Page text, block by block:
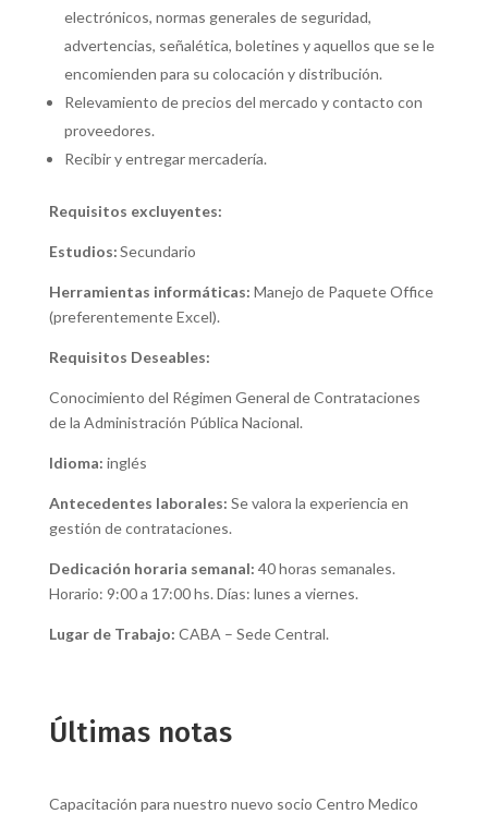
electrónicos, normas generales de seguridad,
advertencias, señalética, boletines y aquellos que se le
encomienden para su colocación y distribución.
Relevamiento de precios del mercado y contacto con
proveedores.
Recibir y entregar mercadería.
Requisitos excluyentes:
Estudios:Secundario
Herramientas informáticas: Manejo de Paquete Office
(preferentemente Excel).
Requisitos Deseables:
Conocimiento del Régimen General de Contrataciones
de la Administración Pública Nacional.
Idioma: inglés
Antecedentes laborales: Se valora la experiencia en
gestión de contrataciones.
Dedicación horaria semanal: 40 horas semanales.
Horario: 9:00 a 17:00 hs. Días: lunes a viernes.
Lugar de Trabajo: CABA – Sede Central.
Últimas notas
Capacitación para nuestro nuevo socio Centro Medico